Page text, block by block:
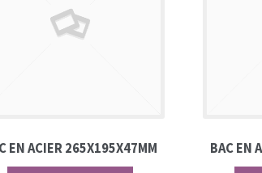
EN ACIER 265X195X47MM BAC EN